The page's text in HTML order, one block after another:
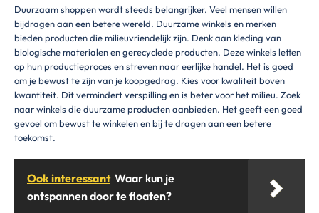
Duurzaam shoppen wordt steeds belangrijker. Veel mensen willen
bijdragen aan een betere wereld. Duurzame winkels en merken
bieden producten die milieuvriendelijk zijn. Denk aan kleding van
biologische materialen en gerecyclede producten. Deze winkels letten
op hun productieproces en streven naar eerlijke handel. Het is goed
om je bewust te zijn van je koopgedrag. Kies voor kwaliteit boven
kwantiteit. Dit vermindert verspilling en is beter voor het milieu. Zoek
naar winkels die duurzame producten aanbieden. Het geeft een goed
gevoel om bewust te winkelen en bij te dragen aan een betere
toekomst.
Ook interessant Waar kun je
ontspannen door te floaten?